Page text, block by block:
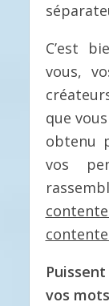
C’est
vous,
que
obtenu
vos
vos